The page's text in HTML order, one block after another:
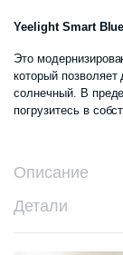
Yeelight Smart
Это
который позволяет
солнечный. В
погрузитесь в
Описание
Детали